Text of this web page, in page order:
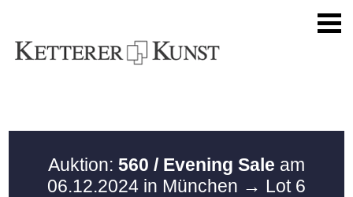
Auktion: 560 / Evening Sale am
06.12.2024 in München → Lot 6